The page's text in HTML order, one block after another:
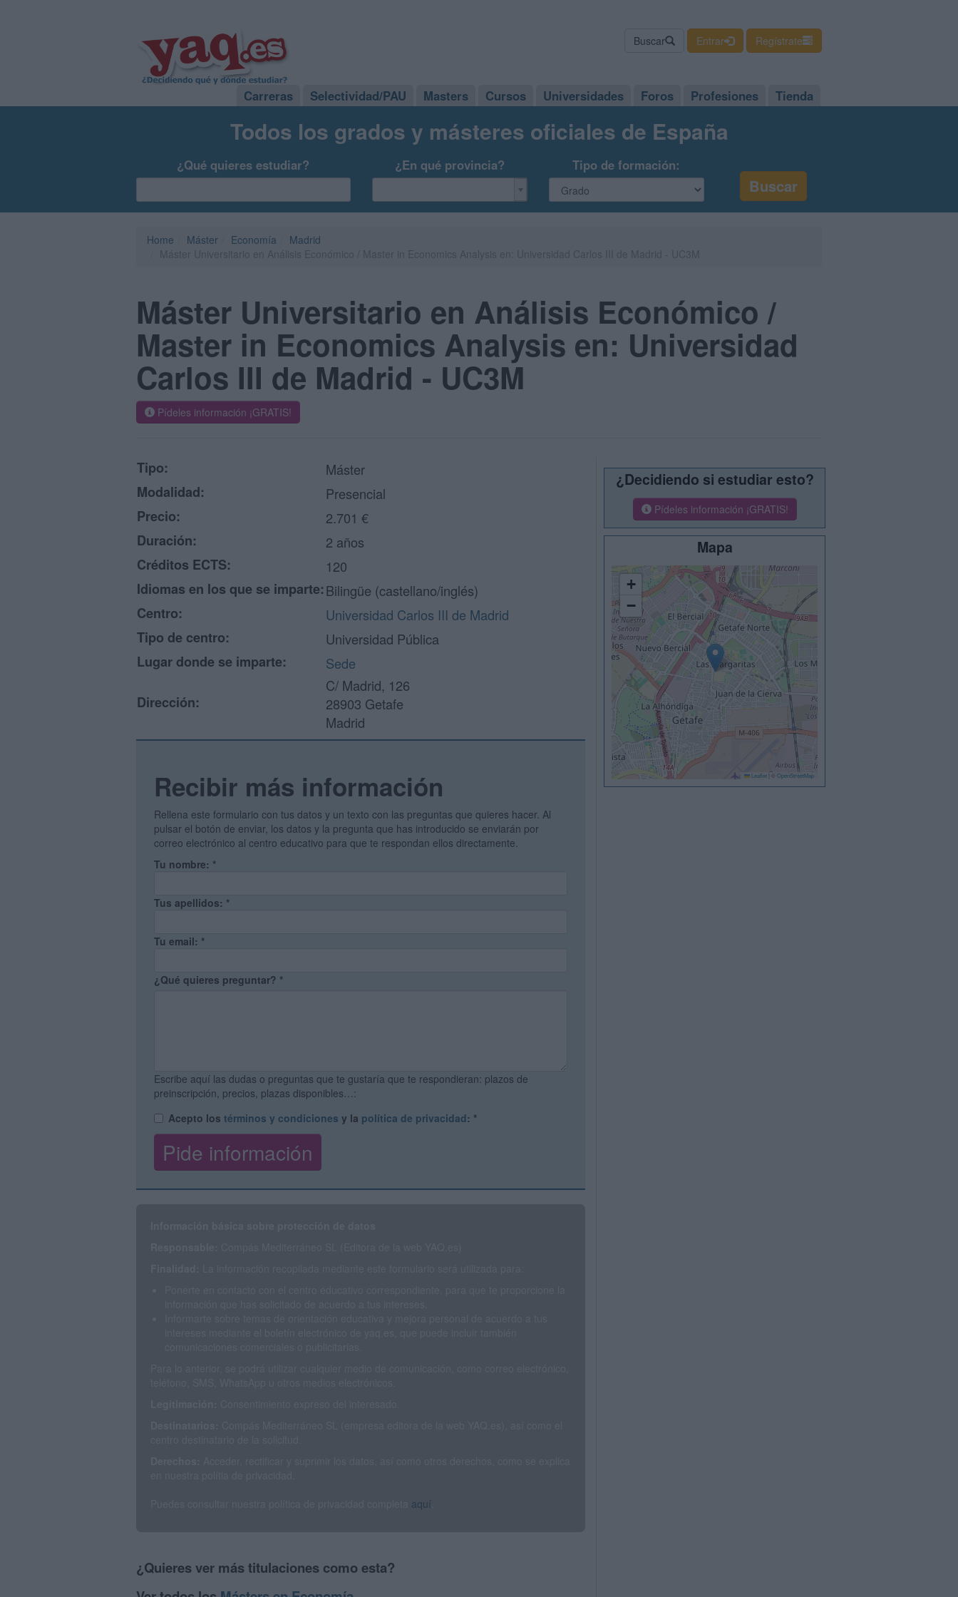
Buscar Entrar Regístrate
Carreras Selectividad/PAU Masters Cursos Universidades Foros Profesiones Tienda
Todos los grados y másteres oficiales de España
¿Qué quieres estudiar? ¿En qué provincia? Tipo de formación:
Home Máster Economía
Madrid
Máster Universitario en Análisis Económico /
Master in Economics Analysis en: Universidad
Carlos III de Madrid - UC3M
Pídeles información ¡GRATIS!
Tipo:
Máster
Modalidad:
Presencial
Precio:
2.701 €
Duración:
2 años
Créditos ECTS:
120
Idiomas en los que se imparte:Bilingüe (castellano/inglés)
Centro:
Universidad Carlos III de Madrid
Tipo de centro:
Universidad Pública
Lugar donde se imparte:
Sede
Dirección:
C/ Madrid, 126
28903 Getafe
Madrid
Recibir más información
Rellena este formulario con tus datos y un texto con las preguntas que quieres hacer. Al
pulsar el botón de enviar, los datos y la pregunta que has introducido se enviarán por
correo electrónico al centro educativo para que te respondan ellos directamente.
Tu nombre: *
Tus apellidos: *
Tu email: *
¿Qué quieres preguntar? *
Escribe aquí las dudas o preguntas que te gustaría que te respondieran: plazos de
preinscripción, precios, plazas disponibles…:
Acepto los términos y condiciones y la política de privacidad: *
aquí
¿Quieres ver más titulaciones como esta?
¿Decidiendo si estudiar esto?
Pídeles información ¡GRATIS!
Mapa
+
−
Leaflet © OpenStreetMap